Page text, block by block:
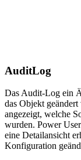
AuditLog
Das Audit-Log ein
das Objekt
angezeigt, welche
wurden. Power
eine Detailansicht
Konfiguration